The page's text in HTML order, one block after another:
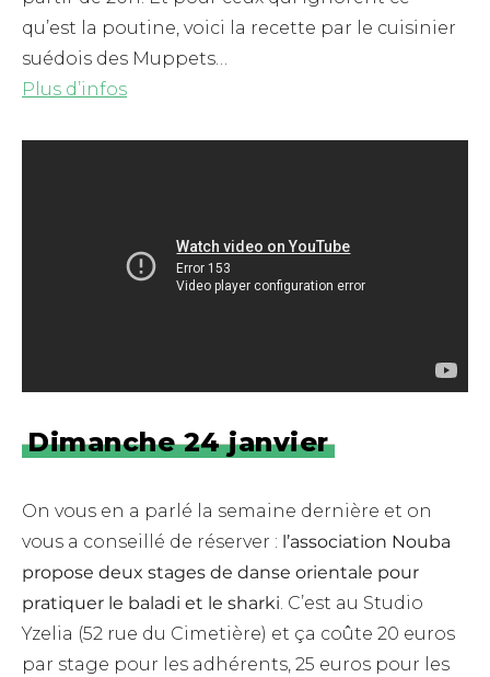
qu’est la poutine, voici la recette par le cuisinier
suédois des Muppets…
Plus d’infos
Dimanche 24 janvier
On vous en a parlé la semaine dernière et on
vous a conseillé de réserver : l’association Nouba
propose deux stages de danse orientale pour
pratiquer le baladi et le sharki. C’est au Studio
Yzelia (52 rue du Cimetière) et ça coûte 20 euros
par stage pour les adhérents, 25 euros pour les